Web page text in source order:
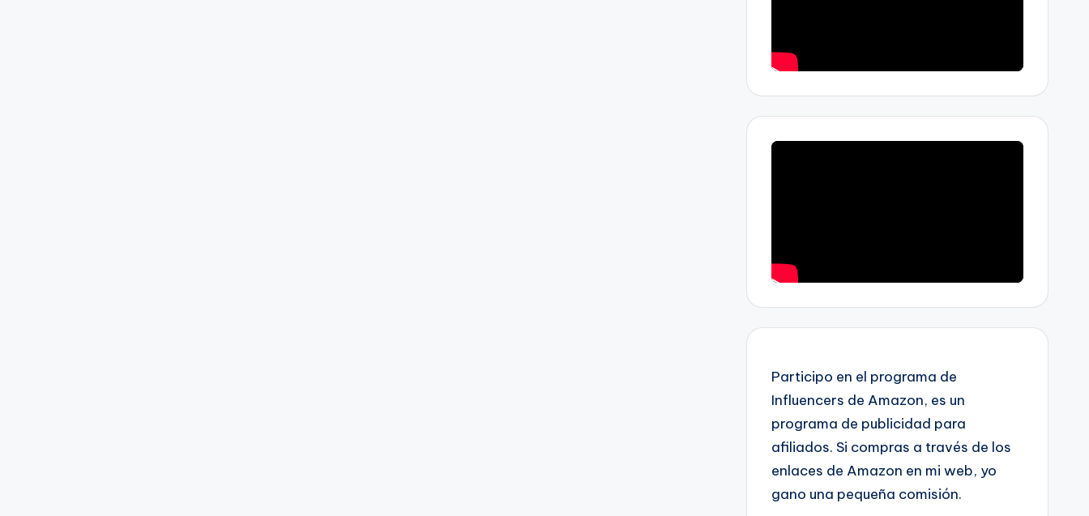
Participo en el programa de
Influencers de Amazon, es un
programa de publicidad para
afiliados. Si compras a través de los
enlaces de Amazon en mi web, yo
gano una pequeña comisión.